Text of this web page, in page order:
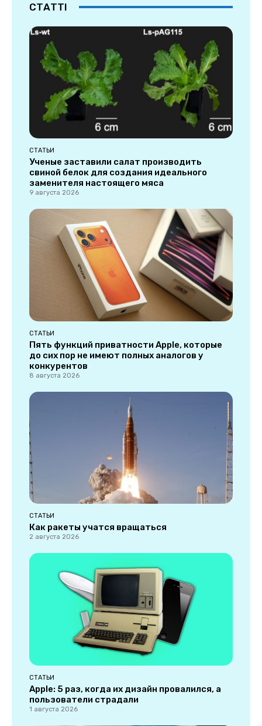
СТАТТІ
СТАТЬИ
Ученые заставили салат производить
свиной белок для создания идеального
заменителя настоящего мяса
9 августа 2026
СТАТЬИ
Пять функций приватности Apple, которые
до сих пор не имеют полных аналогов у
конкурентов
8 августа 2026
СТАТЬИ
Как ракеты учатся вращаться
2 августа 2026
СТАТЬИ
Apple: 5 раз, когда их дизайн провалился, а
пользователи страдали
1 августа 2026